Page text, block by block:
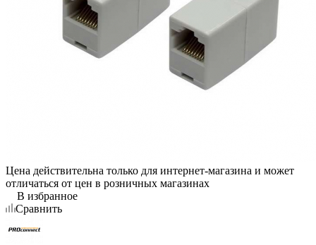
Цена действительна только для интернет-магазина и может
отличаться от цен в розничных магазинах
В избранное
Сравнить